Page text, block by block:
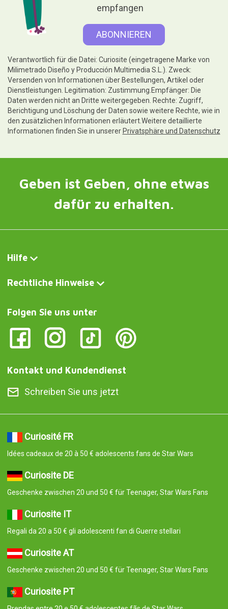
empfangen
Verantwortlich für die Datei: Curiosite (eingetragene Marke von
Milimetrado Diseño y Producción Multimedia S.L.). Zweck:
Versenden von Informationen über Bestellungen, Artikel oder
Dienstleistungen. Legitimation: Zustimmung.Empfänger: Die
Daten werden nicht an Dritte weitergegeben. Rechte: Zugriff,
Berichtigung und Löschung der Daten sowie weitere Rechte, wie in
den zusätzlichen Informationen erläutert.Weitere detaillierte
Informationen finden Sie in unserer Privatsphäre und Datenschutz
Geben ist Geben, ohne etwas
dafür zu erhalten.
Hilfe
Rechtliche Hinweise
Folgen Sie uns unter
Kontakt und Kundendienst
Schreiben Sie uns jetzt
Curiosité FR
Idées cadeaux de 20 à 50 € adolescents fans de Star Wars
Curiosite DE
Geschenke zwischen 20 und 50 € für Teenager, Star Wars Fans
Curiosite IT
Regali da 20 a 50 € gli adolescenti fan di Guerre stellari
Curiosite AT
Geschenke zwischen 20 und 50 € für Teenager, Star Wars Fans
Curiosite PT